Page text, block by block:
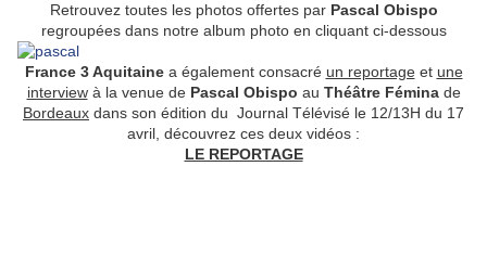
Retrouvez toutes les photos offertes par Pascal Obispo
regroupées dans notre album photo en cliquant ci-dessous
France 3 Aquitainea également consacré un reportageet une
interviewà la venue de Pascal Obispo au Théâtre Féminade
Bordeaux dans son édition du Journal Télévisé le 12/13H du 17
avril, découvrez ces deux vidéos :
LE REPORTAGE